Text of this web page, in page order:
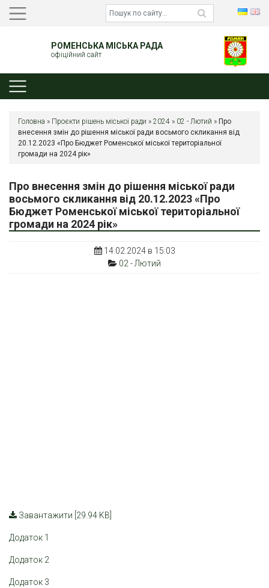
РОМЕНСЬКА МІСЬКА РАДА
офіційний сайт
Головна » Проєкти рішень міської ради » 2024 » 02 - Лютий » Про
внесення змін до рішення міської ради восьмого скликання від
20.12.2023 «Про Бюджет Роменської міської територіальної
громади на 2024 рік»
Про внесення змін до рішення міської ради
восьмого скликання від 20.12.2023 «Про
Бюджет Роменської міської територіальної
громади на 2024 рік»
14.02.2024 в 15:03
02 - Лютий
Завантажити [29.94 KB]
Додаток 1
Додаток 2
Додаток 3